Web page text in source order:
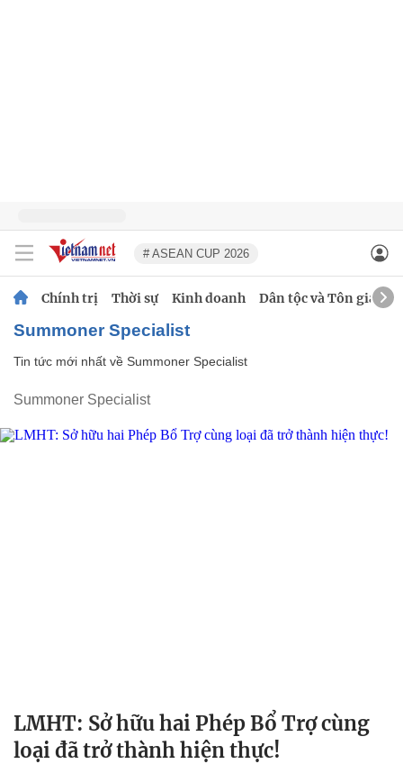
# ASEAN CUP 2026
Chính trị Thời sự Kinh doanh Dân tộc và Tôn giáo
Summoner Specialist
Tin tức mới nhất về Summoner Specialist
Summoner Specialist
LMHT: Sở hữu hai Phép Bổ Trợ cùng
loại đã trở thành hiện thực!